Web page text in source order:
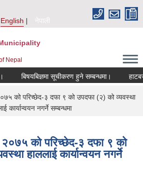
English
नेपाली
Nepal
बिषयबिज्ञमा सूचीकरण हुने सम्बन्धमा। हाटबजार
को परिच्छेद-३ दफा ९ को उपदफा (२) को व्यवस्था
कार्यान्वयन नगर्ने सम्बन्धमा
२०७५ को परिच्छेद-३ दफा ९ को
हाललाई कार्यान्वयन नगर्ने